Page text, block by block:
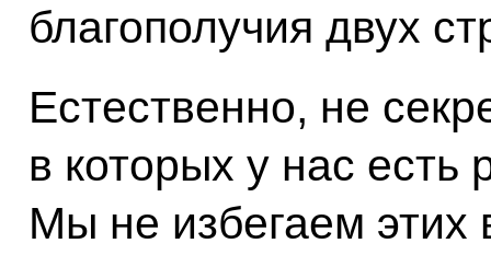
благополучия двух
Естественно, не
в которых у нас
Мы не избегаем